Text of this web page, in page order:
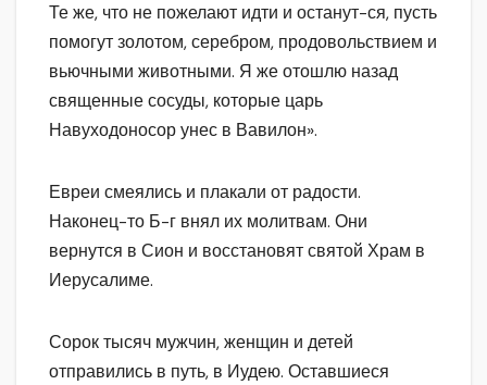
Те же, что не пожелают идти и останут-ся, пусть
помогут золотом, серебром, продовольствием и
вьючными животными. Я же отошлю назад
священные сосуды, которые царь
Навуходоносор унес в Вавилон».
Евреи смеялись и плакали от радости.
Наконец-то Б-г внял их молитвам. Они
вернутся в Сион и восстановят святой Храм в
Иерусалиме.
Сорок тысяч мужчин, женщин и детей
отправились в путь, в Иудею. Оставшиеся